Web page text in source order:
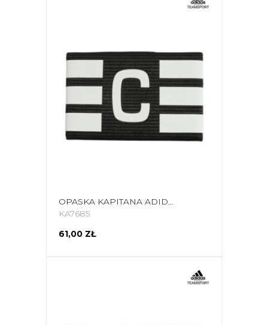
OPASKA KAPITANA ADIDAS TIRO L AB CZARNO-BIAŁA KA7685
KA7685
61,00 ZŁ